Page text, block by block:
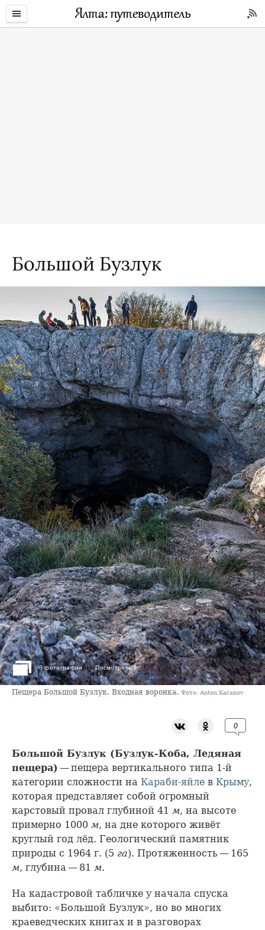
Большой Бузлук
3 фотографии Посмотреть ›
Пещера Большой Бузлук. Входная воронка. Фото: Anton Karanov
0
Большой Бузлук (Бузлук-Коба, Ледяная
пещера) — пещера вертикального типа 1-й
категории сложности на Караби-яйле в Крыму,
которая представляет собой огромный
карстовый провал глубиной 41 м, на высоте
примерно 1000 м, на дне которого живёт
круглый год лёд. Геологический памятник
природы с 1964 г. (5 га). Протяженность — 165
м, глубина — 81 м.
На кадастровой табличке у начала спуска
выбито: «Большой Бузлук», но во многих
краеведческих книгах и в разговорах